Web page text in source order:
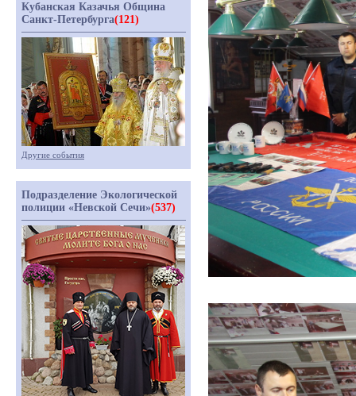
Кубанская Казачья Община
Санкт-Петербурга(121)
Другие события
Подразделение Экологической
полиции «Невской Сечи»(537)